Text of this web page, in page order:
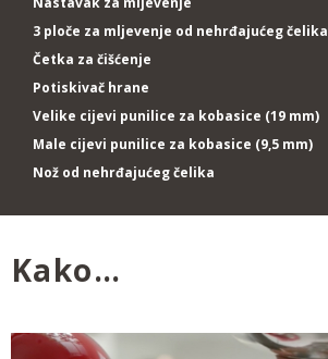
3 ploče za mljevenje od nehrđajućeg čelika
Četka za čišćenje
Potiskivač hrane
Velike cijevi punilice za kobasice (19 mm)
Male cijevi punilice za kobasice (9,5 mm)
Nož od nehrđajućeg čelika
Kako…